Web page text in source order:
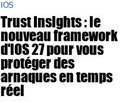
IOS
Trust Insights : le
nouveau framework
d'iOS 27 pour vous
protéger des
arnaques en temps
réel